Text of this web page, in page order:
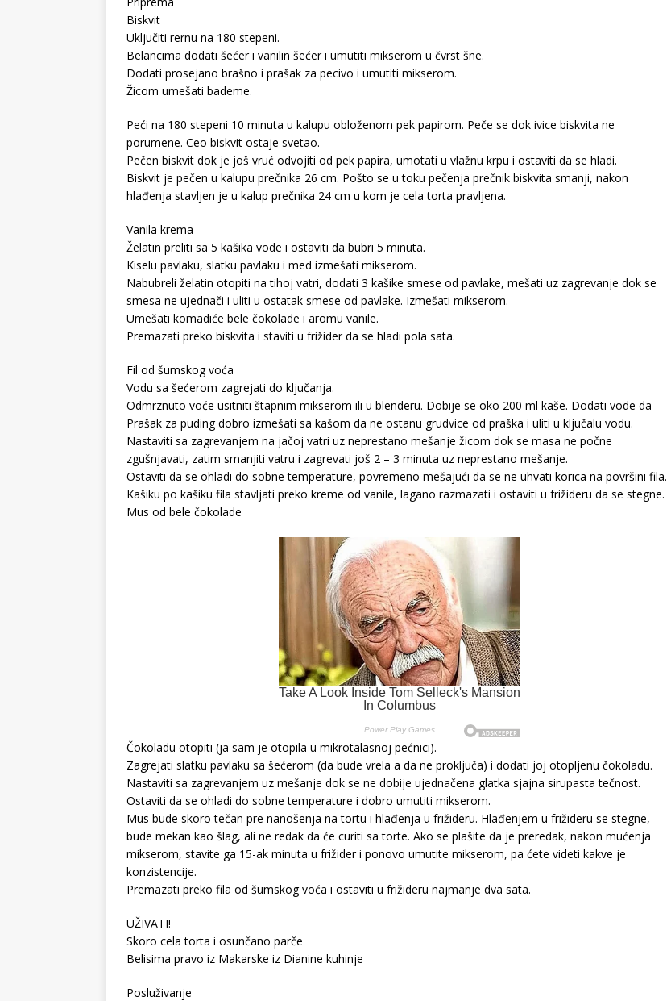
Biskvit
Uključiti rernu na 180 stepeni.
Belancima dodati šećer i vanilin šećer i umutiti mikserom u čvrst šne.
Dodati prosejano brašno i prašak za pecivo i umutiti mikserom.
Žicom umešati bademe.
Peći na 180 stepeni 10 minuta u kalupu obloženom pek papirom. Peče se dok ivice biskvita ne
porumene. Ceo biskvit ostaje svetao.
Pečen biskvit dok je još vruć odvojiti od pek papira, umotati u vlažnu krpu i ostaviti da se hladi.
Biskvit je pečen u kalupu prečnika 26 cm. Pošto se u toku pečenja prečnik biskvita smanji, nakon
hlađenja stavljen je u kalup prečnika 24 cm u kom je cela torta pravljena.
Vanila krema
Želatin preliti sa 5 kašika vode i ostaviti da bubri 5 minuta.
Kiselu pavlaku, slatku pavlaku i med izmešati mikserom.
Nabubreli želatin otopiti na tihoj vatri, dodati 3 kašike smese od pavlake, mešati uz zagrevanje dok se
smesa ne ujednači i uliti u ostatak smese od pavlake. Izmešati mikserom.
Umešati komadiće bele čokolade i aromu vanile.
Premazati preko biskvita i staviti u frižider da se hladi pola sata.
Fil od šumskog voća
Vodu sa šećerom zagrejati do ključanja.
Odmrznuto voće usitniti štapnim mikserom ili u blenderu. Dobije se oko 200 ml kaše. Dodati vode da
Prašak za puding dobro izmešati sa kašom da ne ostanu grudvice od praška i uliti u ključalu vodu.
Nastaviti sa zagrevanjem na jačoj vatri uz neprestano mešanje žicom dok se masa ne počne
zgušnjavati, zatim smanjiti vatru i zagrevati još 2 – 3 minuta uz neprestano mešanje.
Ostaviti da se ohladi do sobne temperature, povremeno mešajući da se ne uhvati korica na površini fila.
Kašiku po kašiku fila stavljati preko kreme od vanile, lagano razmazati i ostaviti u frižideru da se stegne.
Mus od bele čokolade
Čokoladu otopiti (ja sam je otopila u mikrotalasnoj pećnici).
Zagrejati slatku pavlaku sa šećerom (da bude vrela a da ne proključa) i dodati joj otopljenu čokoladu.
Nastaviti sa zagrevanjem uz mešanje dok se ne dobije ujednačena glatka sjajna sirupasta tečnost.
Ostaviti da se ohladi do sobne temperature i dobro umutiti mikserom.
Mus bude skoro tečan pre nanošenja na tortu i hlađenja u frižideru. Hlađenjem u frižideru se stegne,
bude mekan kao šlag, ali ne redak da će curiti sa torte. Ako se plašite da je preredak, nakon mućenja
mikserom, stavite ga 15-ak minuta u frižider i ponovo umutite mikserom, pa ćete videti kakve je
konzistencije.
Premazati preko fila od šumskog voća i ostaviti u frižideru najmanje dva sata.
UŽIVATI!
Skoro cela torta i osunčano parče
Belisima pravo iz Makarske iz Dianine kuhinje
Posluživanje